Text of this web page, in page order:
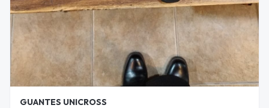
GUANTES UNICROSS